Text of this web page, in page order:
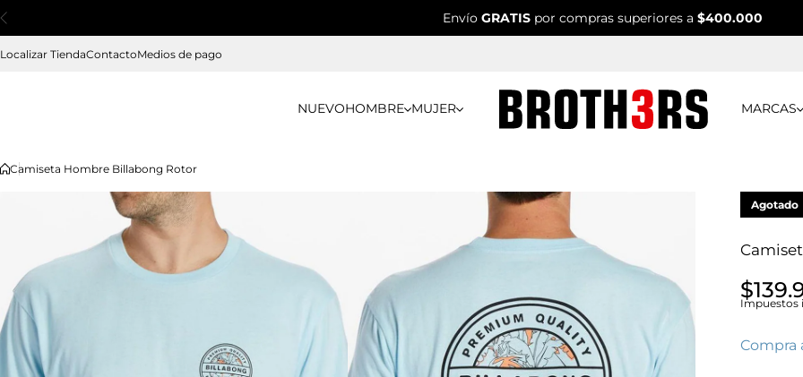
Saltar al contenido
Envío GRATISpor compras superiores a $400.000
Localizar TiendaContactoMedios de pago
NUEVOHOMBRE MUJER MARCAS
Camiseta Hombre Billabong Rotor
Agotado
Impuestos
Compra